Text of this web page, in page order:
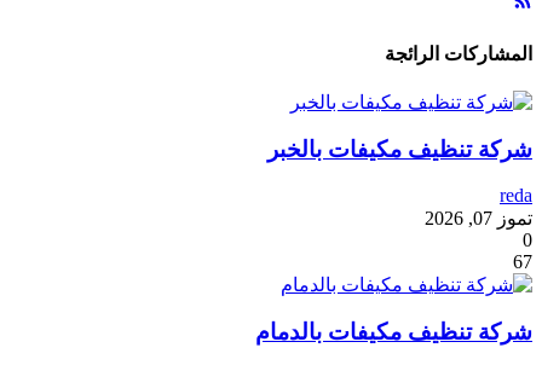
المشاركات الرائجة
شركة تنظيف مكيفات بالخبر
reda
تموز 07, 2026
0
67
شركة تنظيف مكيفات بالدمام